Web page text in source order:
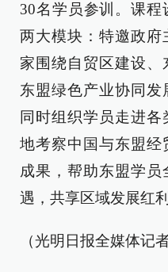
30名学员参训。课
两大模块：特邀政府
家围绕自贸区建设
东盟绿色产业协同发
同时组织学员走进
地考察中国与东盟经
成果，帮助东盟学
遇，共享区域发展红利
（光明日报全媒体记